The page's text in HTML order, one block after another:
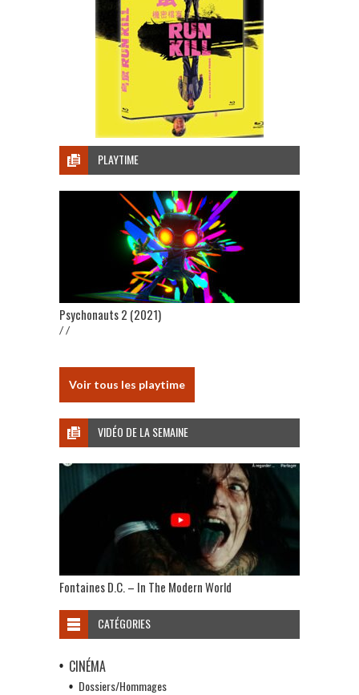
PLAYTIME
Psychonauts 2 (2021)
/ /
Voir tous les playtime
VIDÉO DE LA SEMAINE
Fontaines D.C. – In The Modern World
CATÉGORIES
CINÉMA
Dossiers/Hommages